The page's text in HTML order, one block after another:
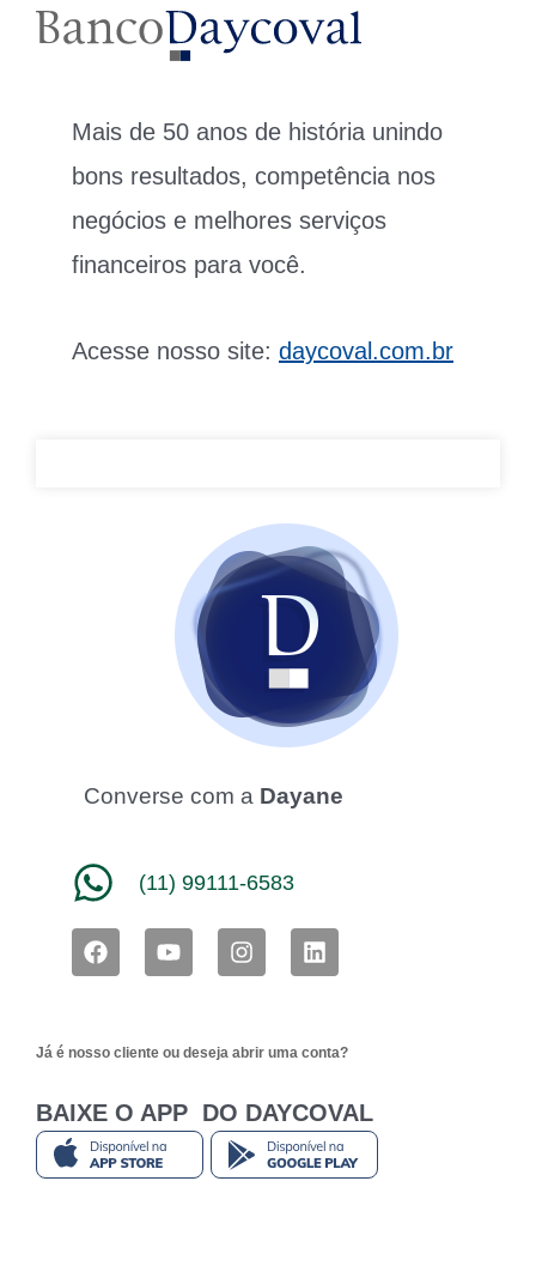
Mais de 50 anos de história unindo
bons resultados, competência nos
negócios e melhores serviços
financeiros para você.
Acesse nosso site: daycoval.com.br
Converse com a Dayane
(11) 99111-6583
F
a
o
k
Y
o
b
I
n
g
a
m
L
i
d
n
Já é nosso cliente ou deseja abrir uma conta?
BAIXE O APP DO DAYCOVAL